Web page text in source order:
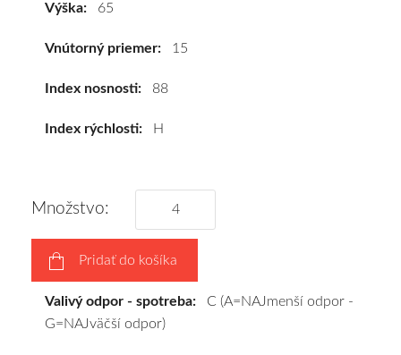
vám
obujeme
výberu
a
pošleme
zadarmo.
Výška: 65
Vnútorný priemer: 15
Index nosnosti: 88
Index rýchlosti: H
Množstvo:
Pridať do košíka
Valivý odpor - spotreba: C (A=NAJmenší odpor -
G=NAJväčší odpor)